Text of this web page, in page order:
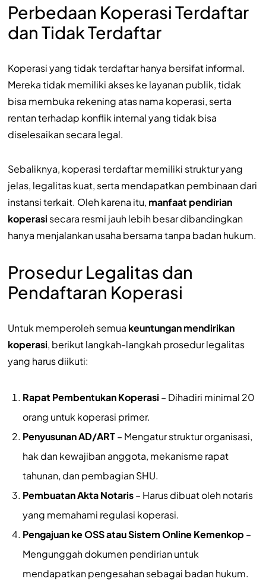
Perbedaan Koperasi Terdaftar
dan Tidak Terdaftar
Koperasi yang tidak terdaftar hanya bersifat informal.
Mereka tidak memiliki akses ke layanan publik, tidak
bisa membuka rekening atas nama koperasi, serta
rentan terhadap konflik internal yang tidak bisa
diselesaikan secara legal.
Sebaliknya, koperasi terdaftar memiliki struktur yang
jelas, legalitas kuat, serta mendapatkan pembinaan dari
instansi terkait. Oleh karena itu, manfaat pendirian
koperasi secara resmi jauh lebih besar dibandingkan
hanya menjalankan usaha bersama tanpa badan hukum.
Prosedur Legalitas dan
Pendaftaran Koperasi
Untuk memperoleh semua keuntungan mendirikan
koperasi, berikut langkah-langkah prosedur legalitas
yang harus diikuti:
Rapat Pembentukan Koperasi – Dihadiri minimal 20
orang untuk koperasi primer.
Penyusunan AD/ART– Mengatur struktur organisasi,
hak dan kewajiban anggota, mekanisme rapat
tahunan, dan pembagian SHU.
Pembuatan Akta Notaris– Harus dibuat oleh notaris
yang memahami regulasi koperasi.
Pengajuan ke OSS atau Sistem Online Kemenkop –
Mengunggah dokumen pendirian untuk
mendapatkan pengesahan sebagai badan hukum.